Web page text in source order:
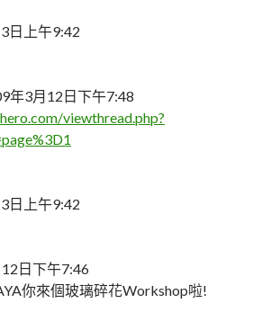
日上午9:42
年3月12日下午7:48
viewthread.php?
日上午9:42
日下午7:46
你來個玻璃碎花Workshop啦!